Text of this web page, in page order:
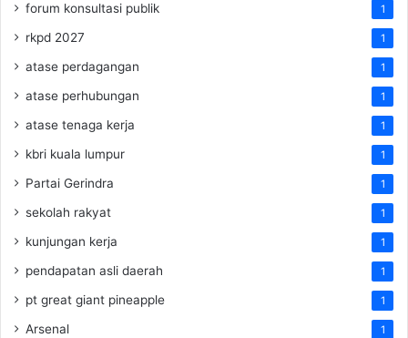
forum konsultasi publik 1
rkpd 2027 1
atase perdagangan 1
atase perhubungan 1
atase tenaga kerja 1
kbri kuala lumpur 1
Partai Gerindra 1
sekolah rakyat 1
kunjungan kerja 1
pendapatan asli daerah 1
pt great giant pineapple 1
Arsenal 1